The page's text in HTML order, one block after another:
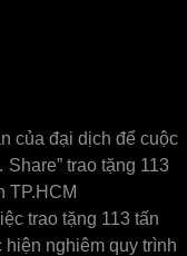
của đại dịch để cuộc
trao tặng 113
TP.HCM
trao tặng 113 tấn
hiện nghiêm quy trình